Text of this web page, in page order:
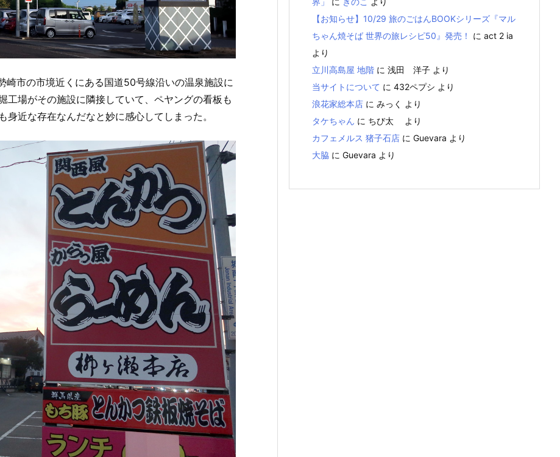
崎市の市境近くにある国道50号線沿いの温泉施設に
工場がその施設に隣接していて、ペヤングの看板も
近な存在なんだなと妙に感心してしまった。
【お知らせ】10/29 旅のごはんBOOKシリーズ『マル
ちゃん焼そば 世界の旅レシピ50』発売！
に act 2 ia
より
立川高島屋 地階 に 浅田 洋子 より
当サイトについて に 432ペプシ より
浪花家総本店 に みっく
より
タケちゃん に ちび太
より
カフェメルス 猪子石店 に Guevara より
大脇 に Guevara より